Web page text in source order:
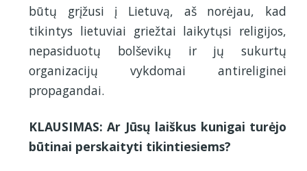
būtų grįžusi į Lietuvą, aš norėjau, kad
tikintys lietuviai griežtai laikytųsi religijos,
nepasiduotų bolševikų ir jų sukurtų
organizacijų vykdomai antireliginei
propagandai.
KLAUSIMAS: Ar Jūsų laiškus kunigai turėjo
būtinai perskaityti tikintiesiems?